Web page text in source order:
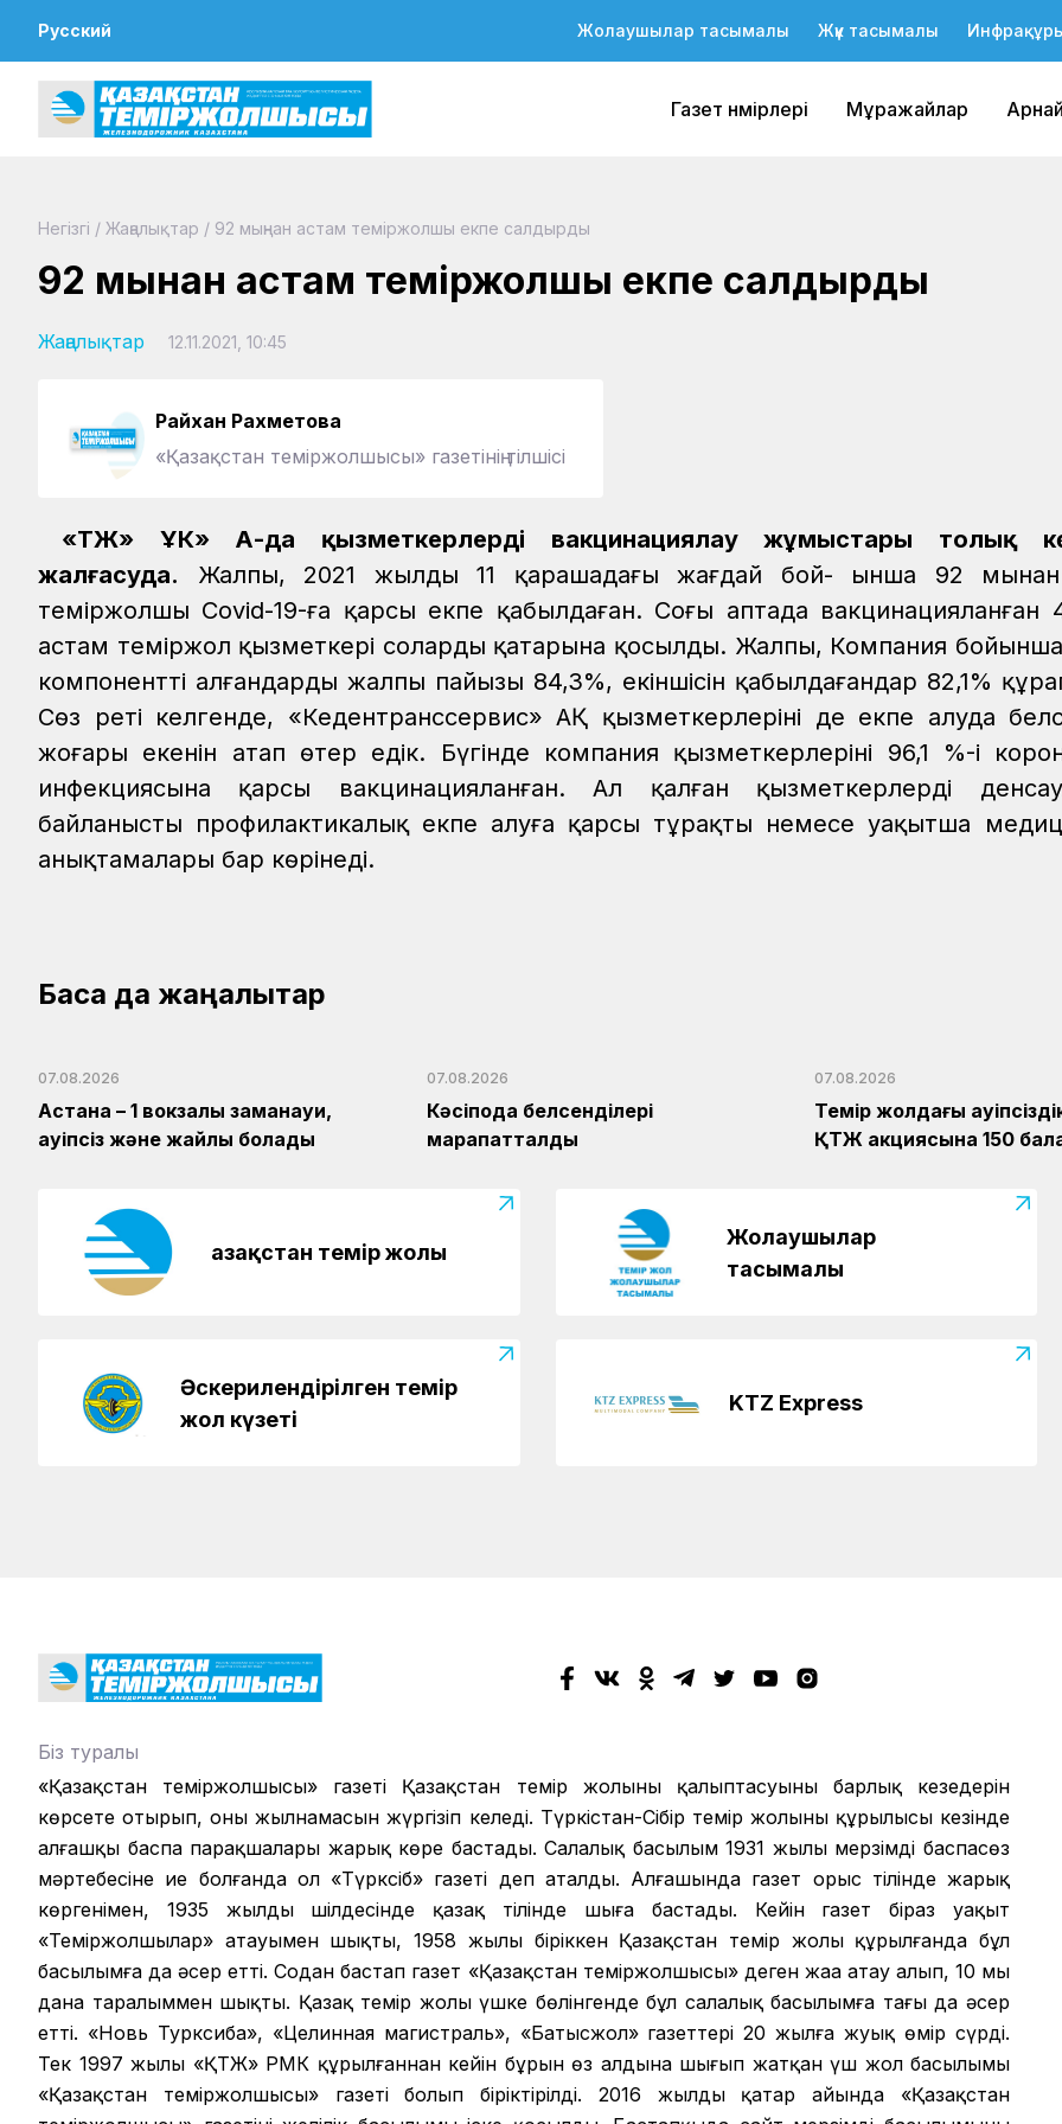
Русский Жолаушылар тасымалы Жүк тасымалы
Газет нөмірлері Мұражайлар
Негізгі / Жаңалықтар / 92 мыңнан астам теміржолшы екпе салдырды
92 мыңнан астам теміржолшы екпе салдырды
Жаңалықтар 12.11.2021, 10:45
Райхан Рахметова
«Қазақстан теміржолшысы» газетінің тілшісі
«ҚТЖ» ҰК» АҚ-да қызметкерлерді вакцинациялау жұмыстары толық
жалғасуда. Жалпы, 2021 жылдың 11 қарашадағы жағдай бой- ынша 92
теміржолшы Covid-19-ға қарсы екпе қабылдаған. Соңғы аптада вакцинацияланған
астам теміржол қызметкері солардың қатарына қосылды. Жалпы, Компания бойынша
компонентті алғандардың жалпы пайызы 84,3%, екіншісін қабылдағандар 82,1%
Сөз реті келгенде, «Кедентранссервис» АҚ қызметкерлерінің де екпе алуда
жоғары екенін атап өтер едік. Бүгінде компания қызметкерлерінің 96,1 %-і
инфекциясына қарсы вакцинацияланған. Ал қалған қызметкерлердің
байланысты профилактикалық екпе алуға қарсы тұрақты немесе уақытша
анықтамалары бар көрінеді.
Басқа да жаңалықтар
07.08.2026
Астана – 1 вокзалы заманауи,
қауіпсіз және жайлы болады
07.08.2026
Кәсіподақ белсенділері
марапатталды
07.08.2026
Темір жолдағы
ҚТЖ акциясына 150
Қазақстан темір жолы
Жолаушылар
тасымалы
Әскерилендірілген темір
жол күзеті
KTZ Express
Біз туралы
«Қазақстан теміржолшысы» газеті Қазақстан темір жолының қалыптасуының барлық кезеңдерін
көрсете отырып, оның жылнамасын жүргізіп келеді. Түркістан-Сібір темір жолының құрылысы кезінде
алғашқы баспа парақшалары жарық көре бастады. Салалық басылым 1931 жылы мерзімді баспасөз
мәртебесіне ие болғанда ол «Түрксіб» газеті деп аталды. Алғашында газет орыс тілінде жарық
көргенімен, 1935 жылдың шілдесінде қазақ тілінде шыға бастады. Кейін газет біраз уақыт
«Теміржолшылар» атауымен шықты, 1958 жылы біріккен Қазақстан темір жолы құрылғанда бұл
басылымға да әсер етті. Содан бастап газет «Қазақстан теміржолшысы» деген жаңа атау алып, 10 мың
дана таралыммен шықты. Қазақ темір жолы үшке бөлінгенде бұл салалық басылымға тағы да әсер
етті. «Новь Турксиба», «Целинная магистраль», «Батысжол» газеттері 20 жылға жуық өмір сүрді.
Тек 1997 жылы «ҚТЖ» РМК құрылғаннан кейін бұрын өз алдына шығып жатқан үш жол басылымы
«Қазақстан теміржолшысы» газеті болып біріктірілді. 2016 жылдың қаңтар айында «Қазақстан